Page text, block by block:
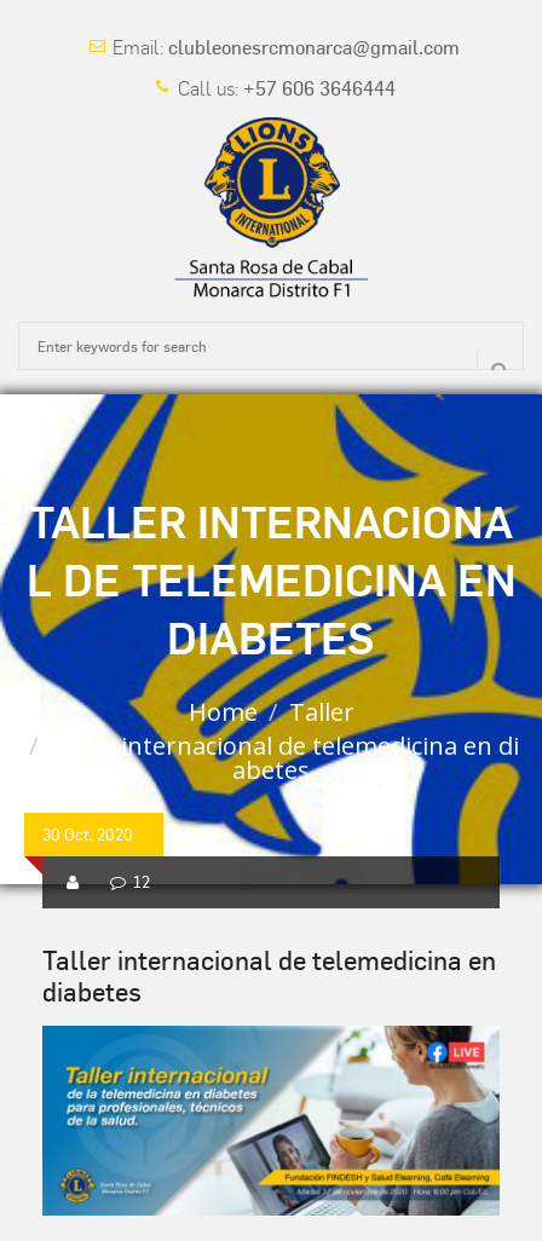
Email: clubleonesrcmonarca@gmail.com
Call us: +57 606 3646444
TALLER INTERNACIONA
L DE TELEMEDICINA EN
DIABETES
Home
Taller
Taller internacional de telemedicina en di
abetes
30 Oct, 2020
12
Taller internacional de telemedicina en
diabetes